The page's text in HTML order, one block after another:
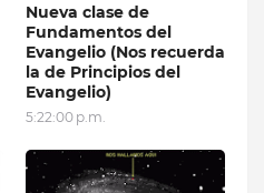
Nueva clase de
Fundamentos del
Evangelio (Nos recuerda
la de Principios del
Evangelio)
5:22:00 p.m.